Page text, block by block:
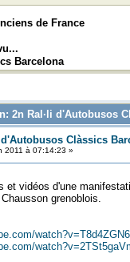
de France
Barcelona
2n Ral·li d'Autobusos
d'Autobusos Clàssics
2011 à 07:14:23 »
et vidéos d'une
grenoblois.